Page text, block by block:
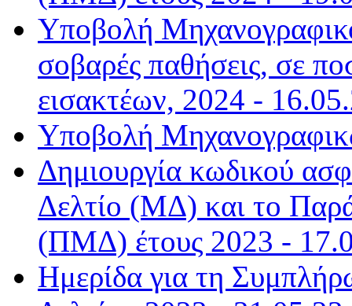
Υποβολή
σοβαρές παθήσεις, σε
εισακτέων, 2024 -
Υποβολή
Δημιουργία κωδικού
Δελτίο (ΜΔ) και το
(ΠΜΔ) έτους 2023 -
Ημερίδα για τη